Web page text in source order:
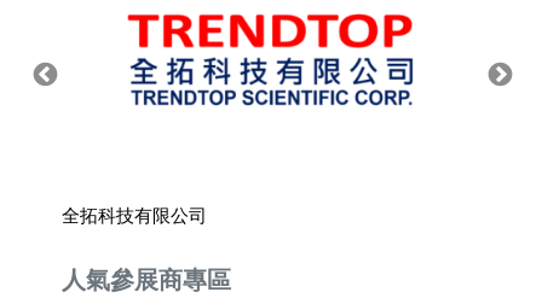
全拓科技有限公司
人氣參展商專區